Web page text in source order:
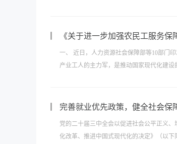
《关于进一步加强农民工服务
一、 近日，人力资源社会保障部等10部门
产业工人的主力军，是推动国家现代化建设
完善就业优先政策，健全社会
党的二十届三中全会以促进社会公平正义
化改革、推进中国式现代化的决定》（以下